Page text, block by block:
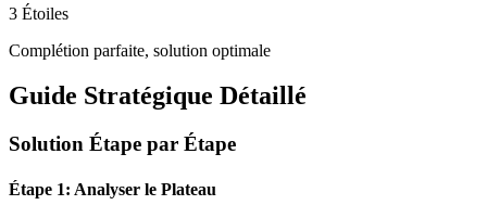
3 Étoiles
Complétion parfaite, solution optimale
Guide Stratégique Détaillé
Solution Étape par Étape
Étape 1: Analyser le Plateau